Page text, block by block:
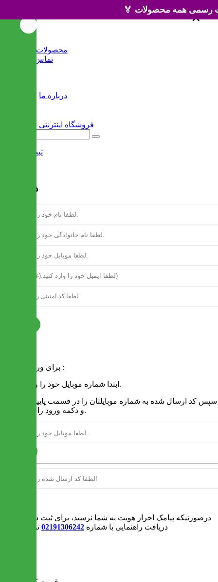
محصولات جدید
تماس با ما
درباره ما
ثبت نام
فرم ثبت نام
برای ورود به سایت :
1 - ابتدا شماره موبایل خود را وارد کنید.
و دکمه ورود را انتخاب کنید.
درصورتیکه پیامک احراز هویت به شما نرسید، برای ثبت سفارش و یا
دریافت راهنمایی با شماره 02191306242 تماس بگیرید
×
×